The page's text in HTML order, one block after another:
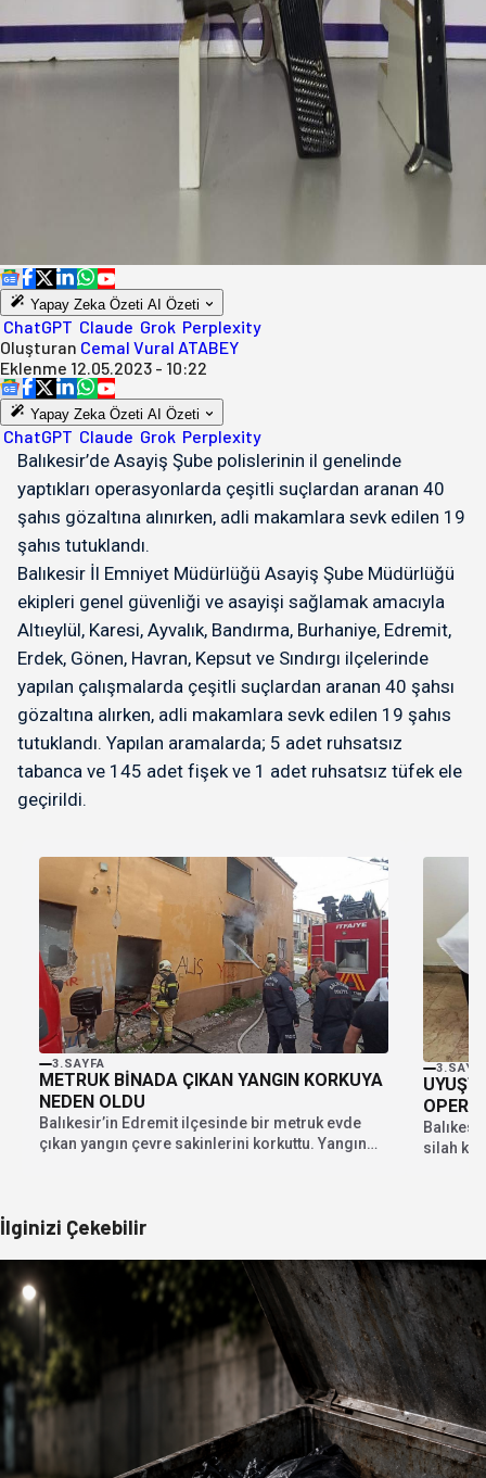
Yapay Zeka Özeti AI Özeti
ChatGPT Claude Grok Perplexity
Oluşturan Cemal Vural ATABEY
Eklenme 12.05.2023 - 10:22
Yapay Zeka Özeti AI Özeti
ChatGPT Claude Grok Perplexity
Balıkesir’de Asayiş Şube polislerinin il genelinde
yaptıkları operasyonlarda çeşitli suçlardan aranan 40
şahıs gözaltına alınırken, adli makamlara sevk edilen 19
şahıs tutuklandı.
Balıkesir İl Emniyet Müdürlüğü Asayiş Şube Müdürlüğü
ekipleri genel güvenliği ve asayişi sağlamak amacıyla
Altıeylül, Karesi, Ayvalık, Bandırma, Burhaniye, Edremit,
Erdek, Gönen, Havran, Kepsut ve Sındırgı ilçelerinde
yapılan çalışmalarda çeşitli suçlardan aranan 40 şahsı
gözaltına alırken, adli makamlara sevk edilen 19 şahıs
tutuklandı. Yapılan aramalarda; 5 adet ruhsatsız
tabanca ve 145 adet fişek ve 1 adet ruhsatsız tüfek ele
geçirildi.
3.SAYFA
METRUK BİNADA ÇIKAN YANGIN KORKUYA
NEDEN OLDU
Balıkesir’in Edremit ilçesinde bir metruk evde
çıkan yangın çevre sakinlerini korkuttu. Yangın
silah
İlginizi Çekebilir